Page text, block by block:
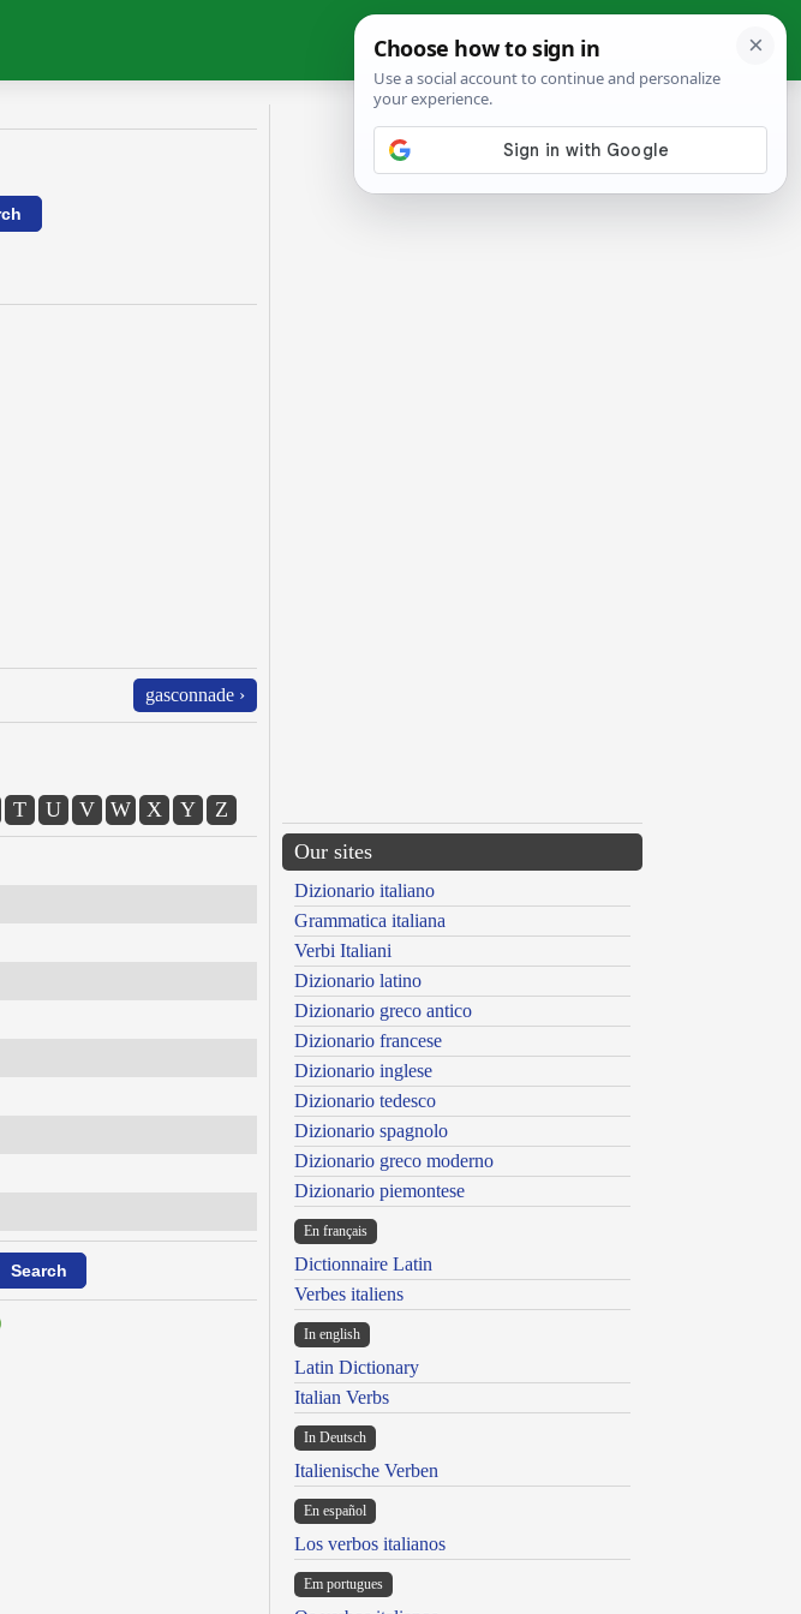
gasconnade ›
T U V W X Y Z
Our sites
Dizionario italiano
Grammatica italiana
Verbi Italiani
Dizionario latino
Dizionario greco antico
Dizionario francese
Dizionario inglese
Dizionario tedesco
Dizionario spagnolo
Dizionario greco moderno
Dizionario piemontese
En français
Dictionnaire Latin
Verbes italiens
In english
Latin Dictionary
Italian Verbs
In Deutsch
Italienische Verben
En español
Los verbos italianos
Em portugues